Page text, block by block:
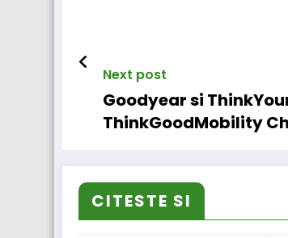
Next post
Goodyear si
ThinkGoodMobility
CITESTE SI